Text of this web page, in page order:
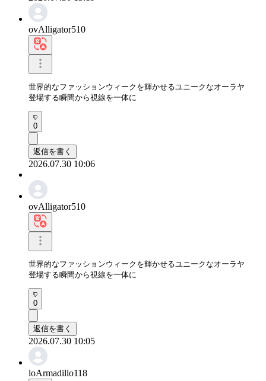
ovAlligator510
世界的なファッションウィークを輝かせるユニークなオーラヤ
登場する瞬間から視線を一体に
0
返信を書く
2026.07.30 10:06
ovAlligator510
世界的なファッションウィークを輝かせるユニークなオーラヤ
登場する瞬間から視線を一体に
0
返信を書く
2026.07.30 10:05
loArmadillo118